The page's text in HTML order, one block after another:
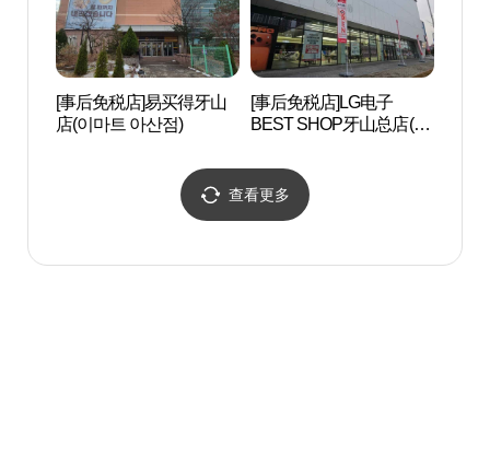
[事后免税店]易买得牙山
店(이마트 아산점)
[事后免税店]LG电子
BEST SHOP牙山总店(LG
查看更多